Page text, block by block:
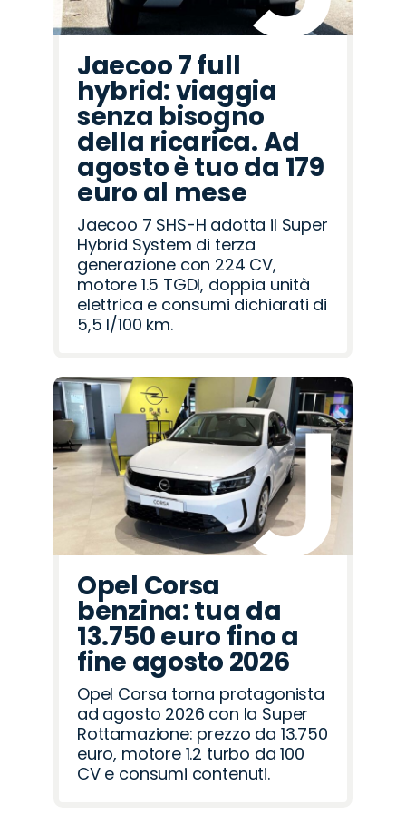
Jaecoo 7 full
hybrid: viaggia
senza bisogno
della ricarica. Ad
agosto è tuo da 179
euro al mese
Jaecoo 7 SHS-H adotta il Super
Hybrid System di terza
generazione con 224 CV,
motore 1.5 TGDI, doppia unità
elettrica e consumi dichiarati di
5,5 l/100 km.
Opel Corsa
benzina: tua da
13.750 euro fino a
fine agosto 2026
Opel Corsa torna protagonista
ad agosto 2026 con la Super
Rottamazione: prezzo da 13.750
euro, motore 1.2 turbo da 100
CV e consumi contenuti.